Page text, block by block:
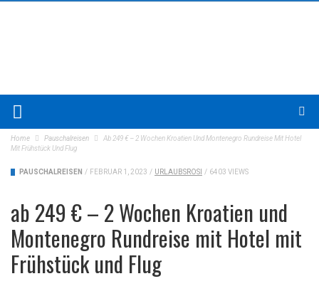
Home Pauschalreisen
Ab 249 € – 2 Wochen Kroatien Und Montenegro Rundreise Mit Hotel
Mit Frühstück Und Flug
PAUSCHALREISEN / FEBRUAR 1, 2023 / URLAUBSROSI / 6403 VIEWS
ab 249 € – 2 Wochen Kroatien und
Montenegro Rundreise mit Hotel mit
Frühstück und Flug